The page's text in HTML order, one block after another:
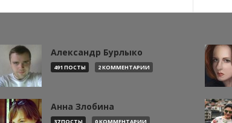
Александр Бурлыко
491 ПОСТЫ 2 КОММЕНТАРИИ
Анна Злобина